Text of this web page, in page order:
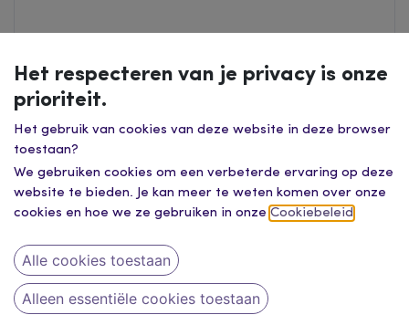
Het respecteren van je privacy is onze
prioriteit.
Het gebruik van cookies van deze website in deze browser
toestaan?
We gebruiken cookies om een verbeterde ervaring op deze
website te bieden. Je kan meer te weten komen over onze
cookies en hoe we ze gebruiken in onze Cookiebeleid
Alle cookies toestaan
Alleen essentiële cookies toestaan